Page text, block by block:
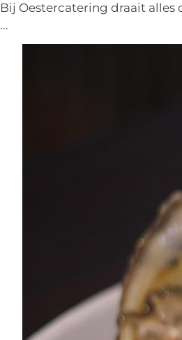
Bij Oestercatering draait alles
...